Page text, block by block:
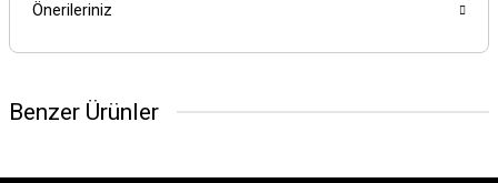
Önerileriniz
Benzer Ürünler